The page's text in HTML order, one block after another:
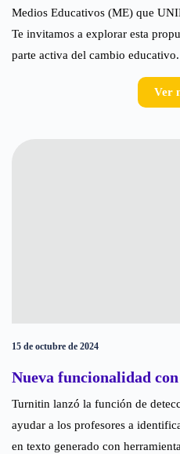
Medios Educativos (ME) que
Te invitamos a explorar esta
parte activa del cambio educativo.
Ver
15 de octubre de 2024
Nueva funcionalidad
Turnitin lanzó la función de
ayudar a los profesores a
en texto generado con